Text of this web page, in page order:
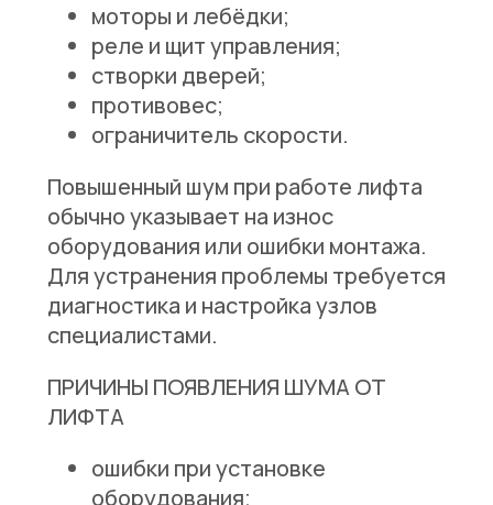
моторы и лебёдки;
реле и щит управления;
створки дверей;
противовес;
ограничитель скорости.
Повышенный шум при работе лифта
обычно указывает на износ
оборудования или ошибки монтажа.
Для устранения проблемы требуется
диагностика и настройка узлов
специалистами.
ПРИЧИНЫ ПОЯВЛЕНИЯ ШУМА ОТ
ЛИФТА
ошибки при установке
оборудования;